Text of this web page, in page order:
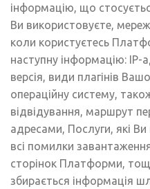
інформацію, що
Ви використовуєте,
коли користуєтесь
наступну інформацію: IP-
версія, види плагінів
операційну систему,
відвідування, маршрут
адресами, Послуги, які
всі помилки
сторінок Платформи,
збирається інформація